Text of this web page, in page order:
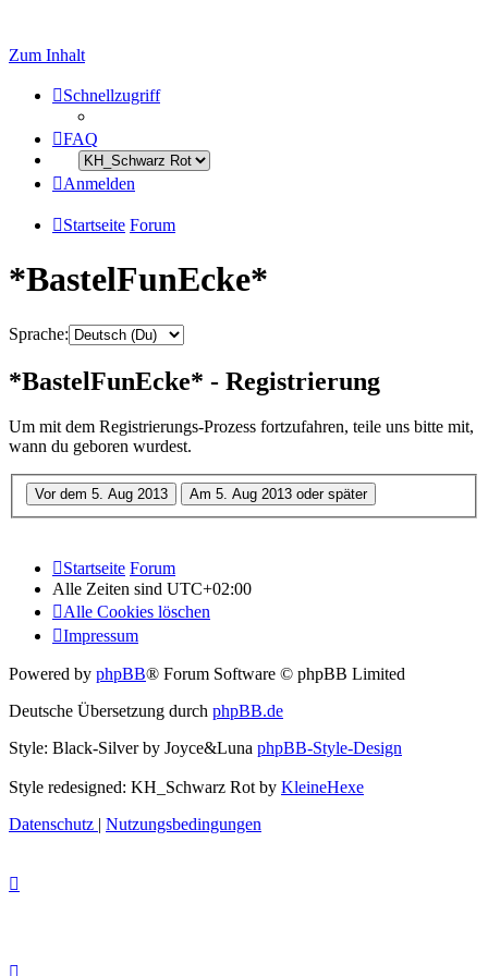
Zum Inhalt
Schnellzugriff
FAQ
Anmelden
Startseite Forum
*BastelFunEcke*
Sprache:
*BastelFunEcke* - Registrierung
Um mit dem Registrierungs-Prozess fortzufahren, teile uns bitte mit,
wann du geboren wurdest.
Startseite Forum
Alle Zeiten sind UTC+02:00
Alle Cookies löschen
Impressum
Powered by phpBB® Forum Software © phpBB Limited
Deutsche Übersetzung durch phpBB.de
Style: Black-Silver by Joyce&Luna phpBB-Style-Design
Style redesigned: KH_Schwarz Rot by KleineHexe
Datenschutz | Nutzungsbedingungen